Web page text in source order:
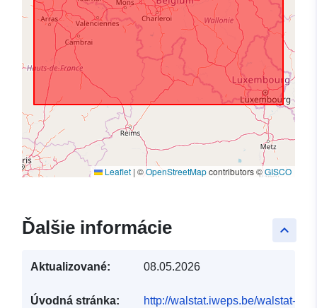
Leaflet | ©OpenStreetMapcontributors ©GISCO
keyboard_arrow_up
Ďalšie informácie
Aktualizované: 08.05.2026
Úvodná stránka:
http://walstat.iweps.be/walstat-